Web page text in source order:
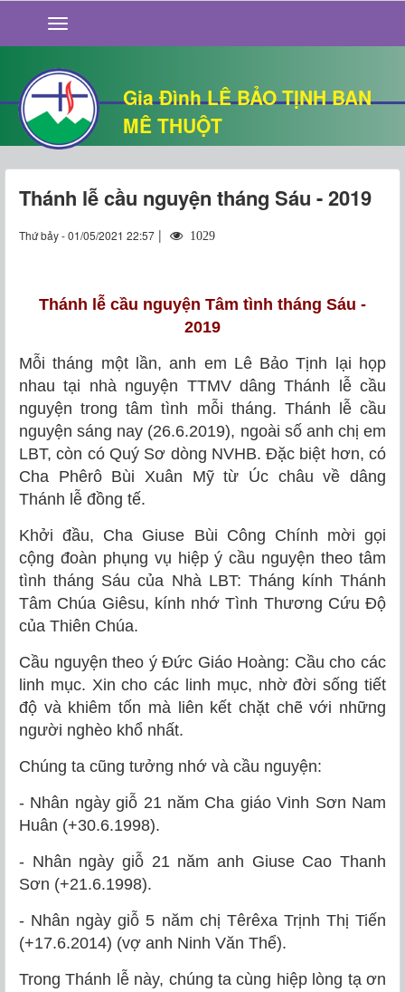
Gia Đình LÊ BẢO TỊNH BAN
MÊ THUỘT
GIỚI THIỆU
TIN TỨC
SỐNG ĐẠO
CHUYỆN NHÀ
QUÁN VĂN
THƯ GIÃN
Thánh lễ cầu nguyện tháng Sáu - 2019
Thứ bảy - 01/05/2021 22:57 | 1029
Thánh lễ cầu nguyện Tâm tình tháng Sáu -
2019
Mỗi tháng một lần, anh em Lê Bảo Tịnh lại họp
nhau tại nhà nguyện TTMV dâng Thánh lễ cầu
nguyện trong tâm tình mỗi tháng. Thánh lễ cầu
nguyện sáng nay (26.6.2019), ngoài số anh chị em
LBT, còn có Quý Sơ dòng NVHB. Đặc biệt hơn, có
Cha Phêrô Bùi Xuân Mỹ từ Úc châu về dâng
Thánh lễ đồng tế.
Khởi đầu, Cha Giuse Bùi Công Chính mời gọi
cộng đoàn phụng vụ hiệp ý cầu nguyện theo tâm
tình tháng Sáu của Nhà LBT: Tháng kính Thánh
Tâm Chúa Giêsu, kính nhớ Tình Thương Cứu Độ
của Thiên Chúa.
Cầu nguyện theo ý Đức Giáo Hoàng: Cầu cho các
linh mục. Xin cho các linh mục, nhờ đời sống tiết
độ và khiêm tốn mà liên kết chặt chẽ với những
người nghèo khổ nhất.
Chúng ta cũng tưởng nhớ và cầu nguyện:
- Nhân ngày giỗ 21 năm Cha giáo Vinh Sơn Nam
Huân (+30.6.1998).
- Nhân ngày giỗ 21 năm anh Giuse Cao Thanh
Sơn (+21.6.1998).
- Nhân ngày giỗ 5 năm chị Têrêxa Trịnh Thị Tiến
(+17.6.2014) (vợ anh Ninh Văn Thể).
Trong Thánh lễ này, chúng ta cùng hiệp lòng tạ ơn